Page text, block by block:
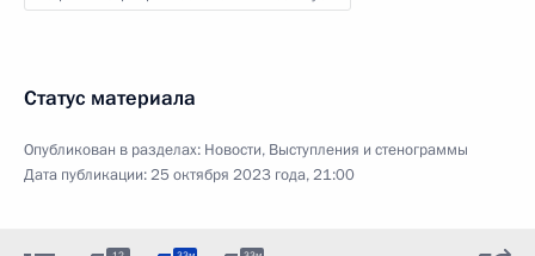
Статус материала
Опубликован в разделах: Новости, Выступления и стенограммы
Дата публикации:25 октября 2023 года, 21:00